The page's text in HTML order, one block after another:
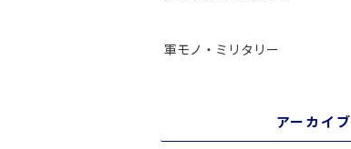
軍モノ・ミリタリー
アーカイブ